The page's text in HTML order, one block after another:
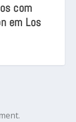
com
em Los